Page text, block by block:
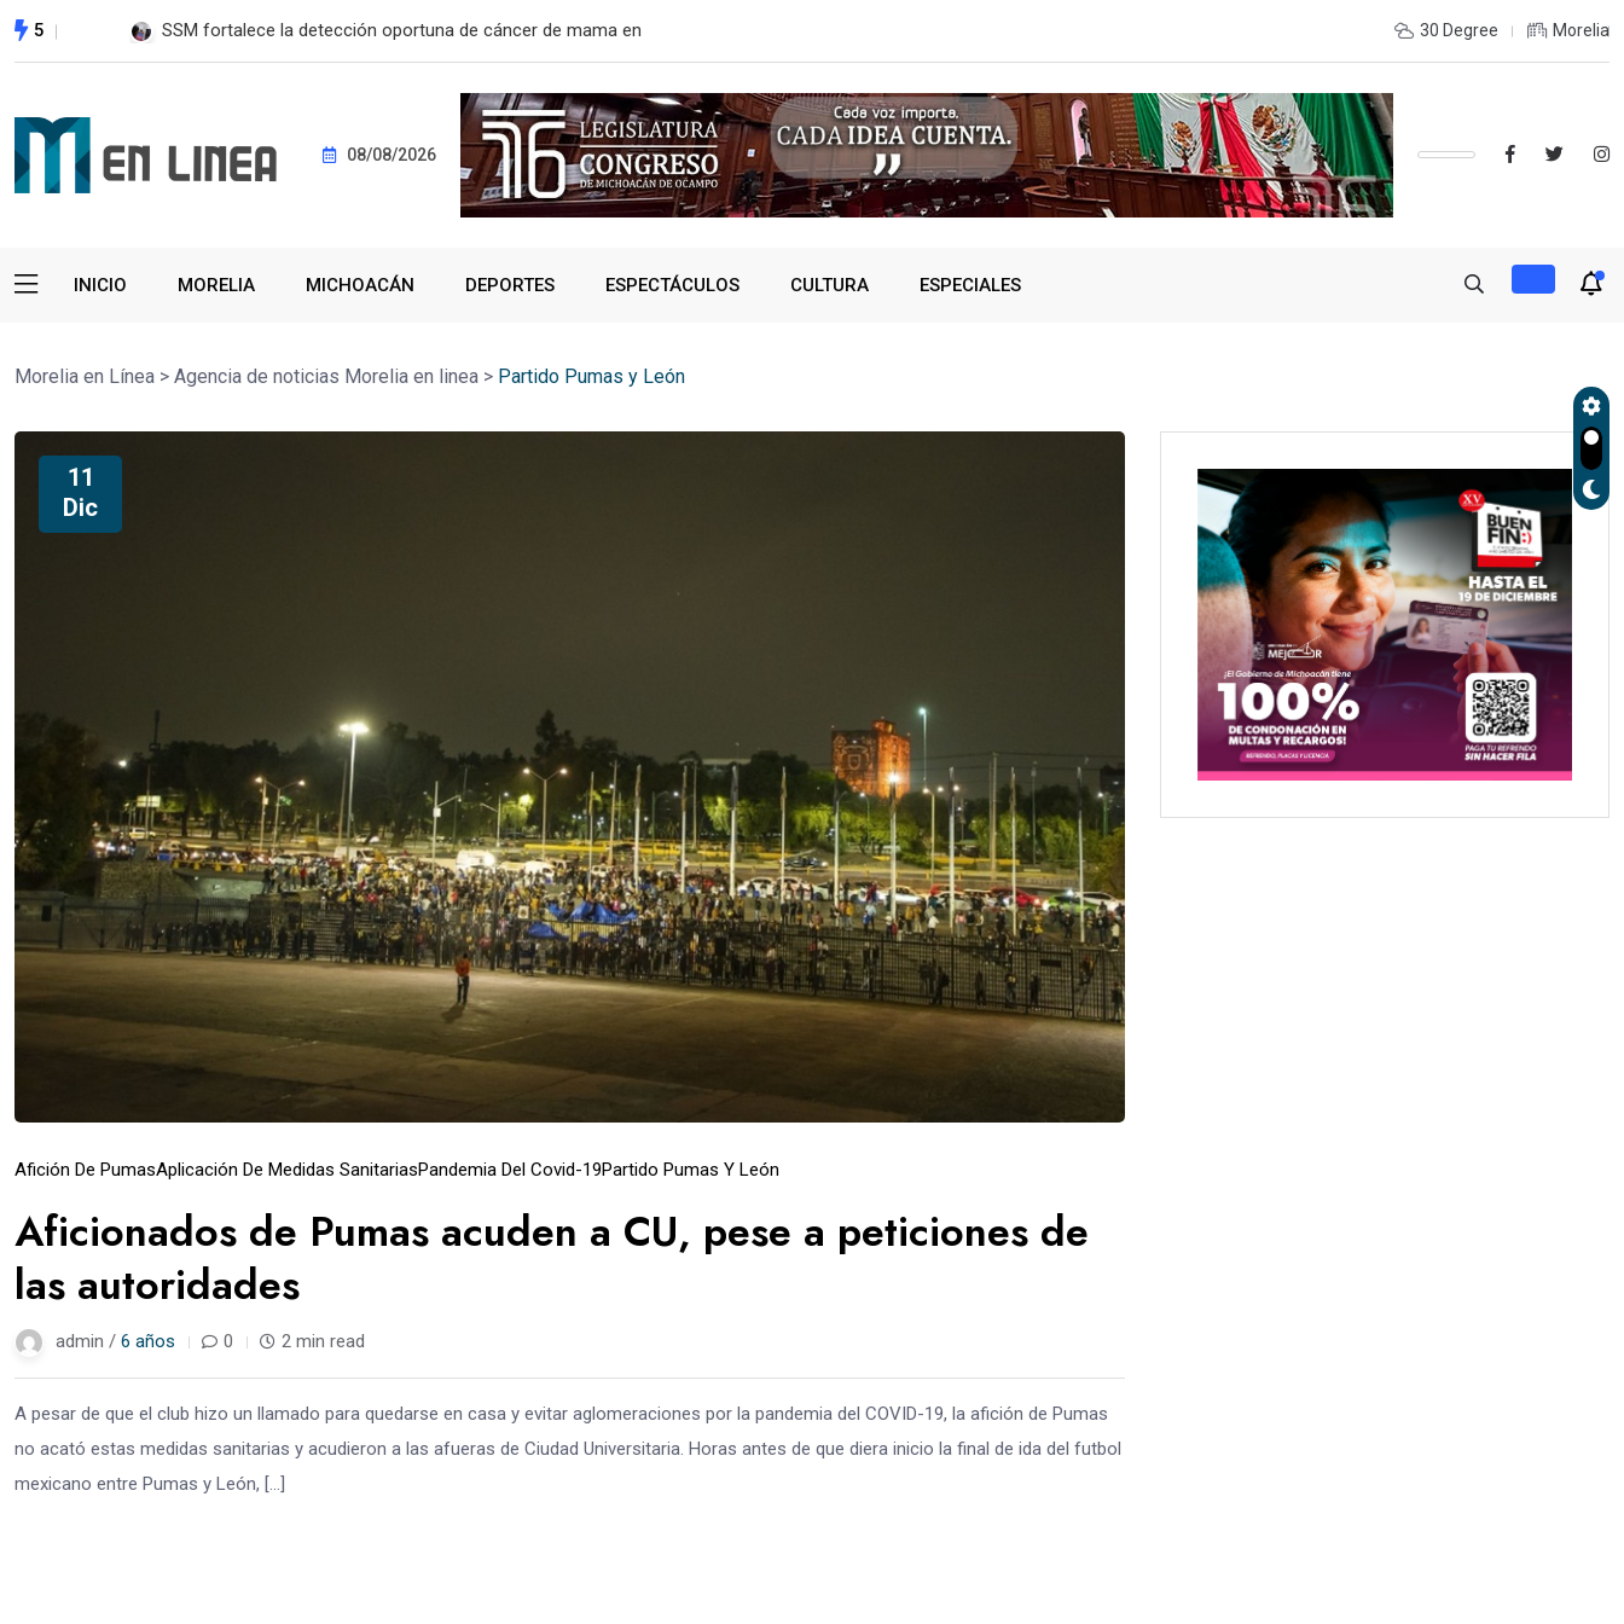
5 SSM fortalece la detección oportuna de cáncer de mama en EE. UU. reanudará exportación de aguacate a partir de mañana
30 Degree Morelia
08/08/2026
INICIO MORELIA MICHOACÁN DEPORTES ESPECTÁCULOS CULTURA ESPECIALES
Morelia en Línea > Agencia de noticias Morelia en linea > Partido Pumas y León
11
Dic
Afición De PumasAplicación De Medidas SanitariasPandemia Del Covid-19Partido Pumas Y León
Aficionados de Pumas acuden a CU, pese a peticiones de
las autoridades
admin / 6 años 0 2 min read
A pesar de que el club hizo un llamado para quedarse en casa y evitar aglomeraciones por la pandemia del COVID-19, la afición de Pumas
no acató estas medidas sanitarias y acudieron a las afueras de Ciudad Universitaria. Horas antes de que diera inicio la final de ida del futbol
mexicano entre Pumas y León, […]